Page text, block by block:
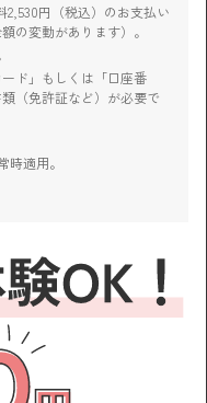
2,530円（税込）のお支払い
の変動があります）。
ド」もしくは「口座番
（免許証など）が必要で
適用。